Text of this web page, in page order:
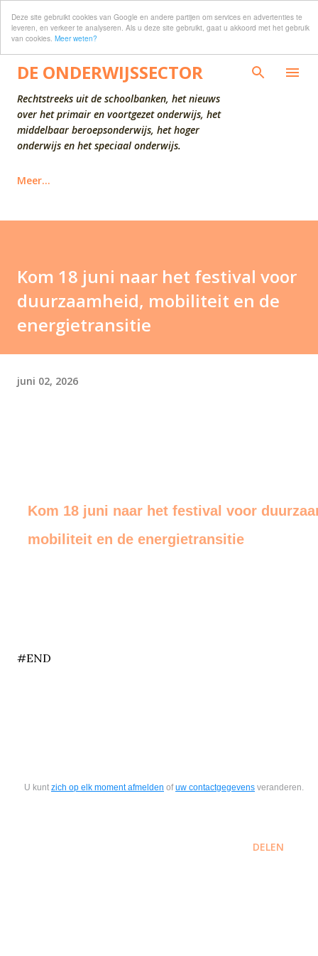
Deze site gebruikt cookies van Google en andere partijen om services en advertenties te
leveren, en verkeer te analyseren. Als u deze site gebruikt, gaat u akkoord met het gebruik
van cookies. Meer weten?
Doorgaan naar hoofdcontent
DE ONDERWIJSSECTOR
Rechtstreeks uit de schoolbanken, het nieuws
over het primair en voortgezet onderwijs, het
middelbaar beroepsonderwijs, het hoger
onderwijs en het speciaal onderwijs.
Meer…
Kom 18 juni naar het festival voor
duurzaamheid, mobiliteit en de
energietransitie
juni 02, 2026
Kom 18 juni naar het festival voor
mobiliteit en de energietransitie
#END
U kunt zich op elk moment afmelden ofuw contactgegevens veranderen.
DELEN